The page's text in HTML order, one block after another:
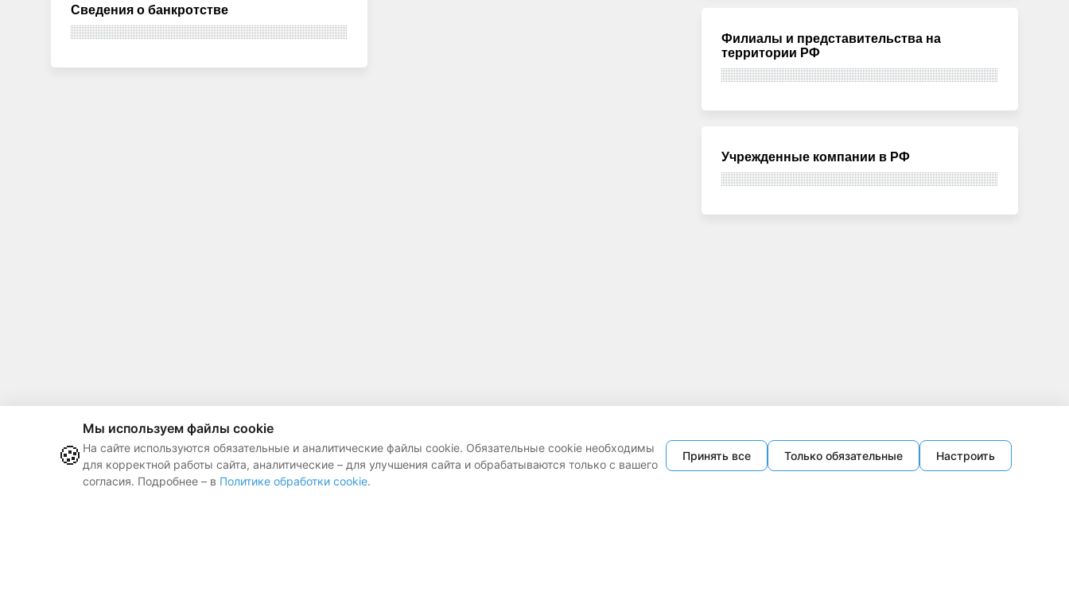
Сведения о банкротстве
Филиалы и представительства на
территории РФ
Учрежденные компании в РФ
🍪
Мы используем файлы cookie
На сайте используются обязательные и аналитические файлы cookie. Обязательные cookie необходимы
для корректной работы сайта, аналитические – для улучшения сайта и обрабатываются только с вашего
согласия. Подробнее – в Политике обработки cookie.
Принять все Только обязательные Настроить